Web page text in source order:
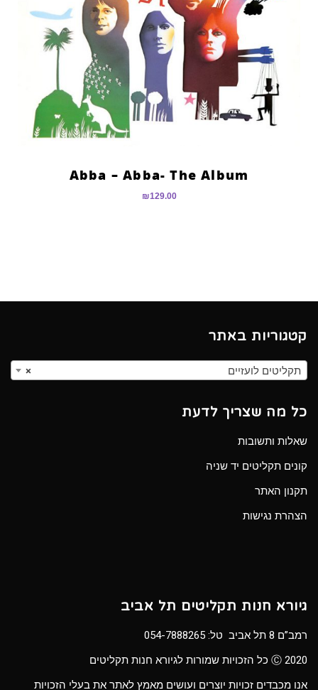
Abba – Abba- The Album
₪129.00
קטגוריות באתר
× תקליטים לועזיים
כל מה שצריך לדעת
שאלות ותשובות
קונים תקליטים יד שניה
תקנון האתר
הצהרת נגישות
גיורא חנות תקליטים תל אביב
רמב”ם 8 תל אביב טל:
054-7888265
Ⓒ 2020 כל הזכויות שמורות לגיורא חנות תקליטים
אנו מכבדים זכויות יוצרים ועושים מאמץ לאתר את בעלי הזכויות